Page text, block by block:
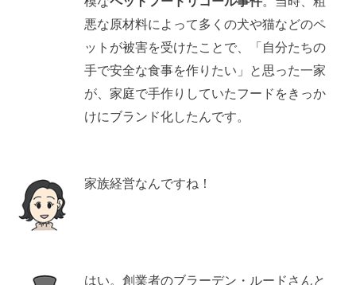
悪な原材料によって多くの犬や猫などのペ
ットが被害を受けたことで、「自分たちの
手で安全な食事を作りたい」と思った一家
が、家庭で手作りしていたフードをきっか
けにブランド化したんです。
家族経営なんですね！
はい。創業者のブラーデン・ルードさんと